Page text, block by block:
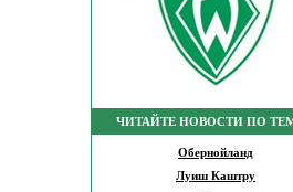
ЧИТАЙТЕ НОВОСТИ ПО
Обернойланд
Луиш Каштру